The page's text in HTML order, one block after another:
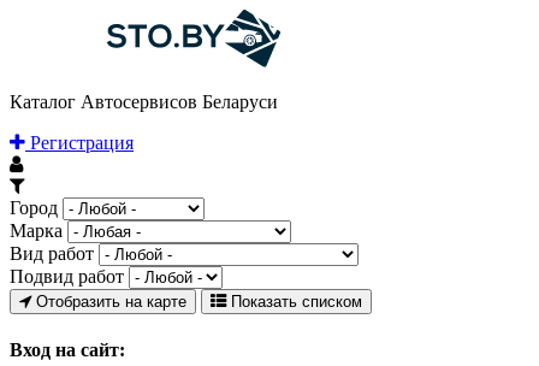
Каталог Автосервисов Беларуси
Регистрация
Город
Марка
Вид работ
Подвид работ
Отобразить на карте Показать списком
Вход на сайт: